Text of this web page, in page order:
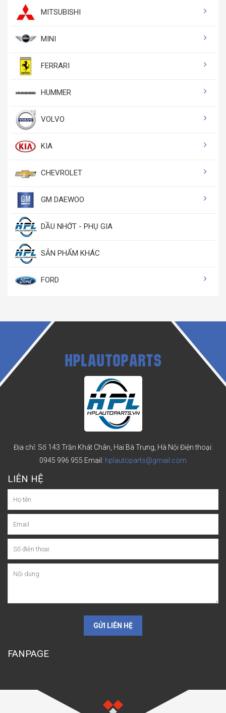
MITSUBISHI
MINI
FERRARI
HUMMER
VOLVO
KIA
CHEVROLET
GM DAEWOO
DẦU NHỚT - PHỤ GIA
SẢN PHẨM KHÁC
FORD
HPLAUTOPARTS
Địa chỉ: Số 143 Trần Khát Chân, Hai Bà Trưng, Hà Nội Điện thoại:
0945 996 955 Email: hplautoparts@gmail.com
LIÊN HỆ
GỬI LIÊN HỆ
FANPAGE